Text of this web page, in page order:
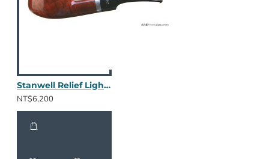
Stanwell Relief Light No.11
NT$6,200